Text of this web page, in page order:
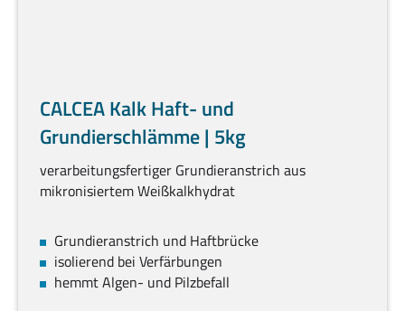
CALCEA Kalk Haft- und
Grundierschlämme | 5kg
verarbeitungsfertiger Grundieranstrich aus
mikronisiertem Weißkalkhydrat
Grundieranstrich und Haftbrücke
isolierend bei Verfärbungen
hemmt Algen- und Pilzbefall